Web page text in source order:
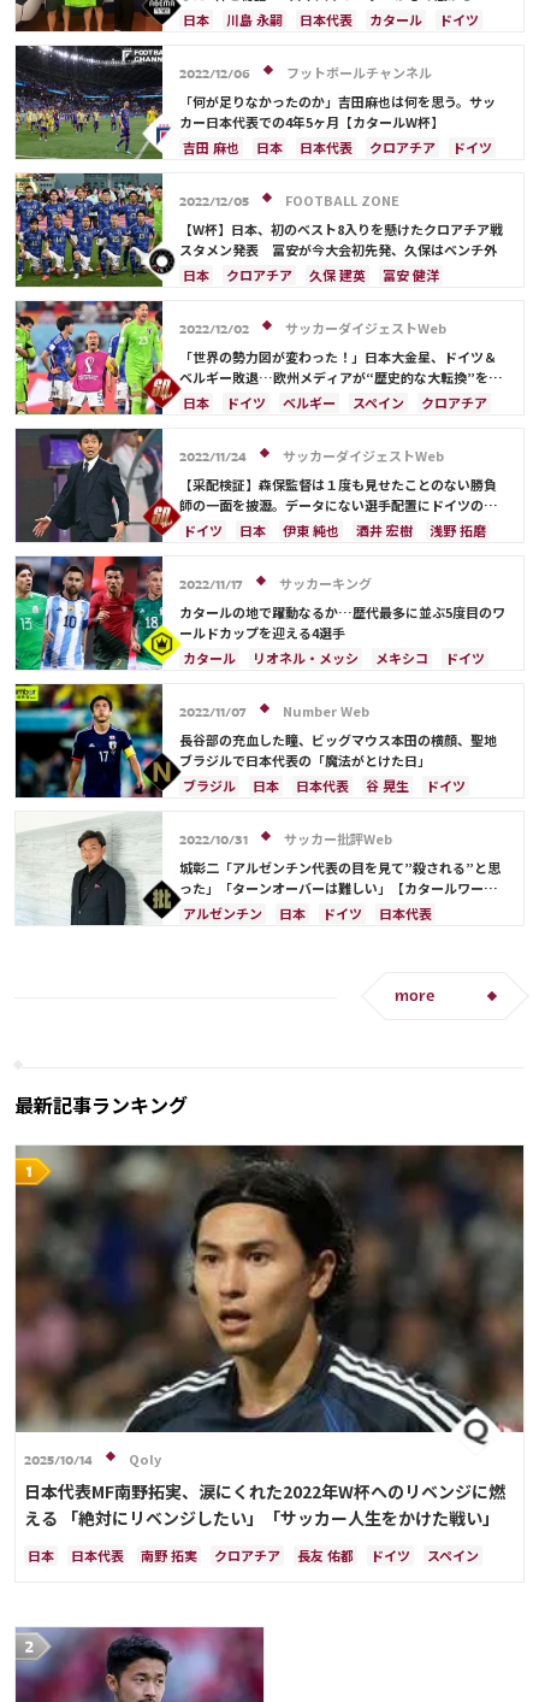
ッポン』と叫べるように…」熱い思いを激白
日本 川島 永嗣 日本代表 カタール
ドイツ
ベルギー
クロアチア アルゼンチン
長友 佑都
三笘 薫 ラファエル・バラン
2022/12/06
フットボールチャンネル
「何が足りなかったのか」吉田麻也は何を思う。サッ
カー日本代表での4年5ヶ月【カタールW杯】
吉田 麻也
日本 日本代表 クロアチア
ドイツ
浅野 拓磨
南野 拓実 田中 碧
冨安 健洋
フランス
ベルギー イングランド
ブラジル
アルゼンチン
川島 永嗣 久保 建英
酒井 宏樹
板倉 滉
堂安 律 前田 大然
2022/12/05
FOOTBALL ZONE
【W杯】日本、初のベスト8入りを懸けたクロアチア戦
スタメン発表 冨安が今大会初先発、久保はベンチ外
日本
クロアチア 久保 建英
冨安 健洋
イングランド
コスタリカ
オランダ
ポルトガル
アルゼンチン 権田 修一
谷 晃生
長友 佑都
吉田 麻也 谷口 彰悟
伊東 純也
守田 英正
鎌田 大地 板倉 滉
前田 大然
2022/12/02
サッカーダイジェストWeb
「世界の勢力図が変わった！」日本大金星、ドイツ＆
ベルギー敗退…欧州メディアが“歴史的な大転換”を指
摘！【Ｗ杯】
日本 ドイツ ベルギー スペイン
クロアチア
デンマーク
フランス
アルゼンチン
オーストラリア
日本代表 長友 佑都
田中 碧
堂安 律
2022/11/24
サッカーダイジェストWeb
【采配検証】森保監督は１度も見せたことのない勝負
師の一面を披瀝。データにない選手配置にドイツの混
乱は明らかだった【W杯】
ドイツ 日本 伊東 純也 酒井 宏樹
浅野 拓磨
堂安 律
冨安 健洋 スペイン
アルゼンチン
日本代表 長友 佑都
吉田 麻也
原口 元気
南野 拓実 旗手 怜央
板倉 滉
古橋 亨梧 前田 大然
遠藤 航
2022/11/17
サッカーキング
カタールの地で躍動なるか…歴代最多に並ぶ5度目のワ
ールドカップを迎える4選手
カタール
リオネル・メッシ メキシコ
ドイツ
ブラジル
日本 イラン セルビア
クロアチア
スイス イングランド
オランダ
ガーナ
モロッコ アメリカ
川島 永嗣
日本代表
長友 佑都 C・ロナウド
2022/11/07
Number Web
長谷部の充血した瞳、ビッグマウス本田の横顔、聖地
ブラジルで日本代表の「魔法がとけた日」
ブラジル
日本 日本代表 谷 晃生
ドイツ
リオネル・メッシ
カタール
クロアチア
スイス
イングランド モロッコ
アメリカ
長友 佑都
久保 建英 ネイマール
遠藤 航
大迫 勇也
2022/10/31
サッカー批評Web
城彰二「アルゼンチン代表の目を見て”殺される”と思
った」「ターンオーバーは難しい」【カタールワール
ドカップ展望】(#2)
アルゼンチン 日本 ドイツ
日本代表
前田 大然
more
最新記事ランキング
2025/10/14 Qoly
日本代表MF南野拓実、涙にくれた2022年W杯へのリベンジに燃
える 「絶対にリベンジしたい」「サッカー人生をかけた戦い」
日本 日本代表 南野 拓実 クロアチア 長友 佑都 ドイツ
スペイン